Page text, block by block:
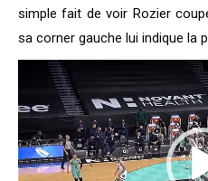
simple fait de voir Rozier
sa corner gauche lui indique la